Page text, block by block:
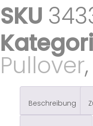
SKU
Pullover,
Beschreibung